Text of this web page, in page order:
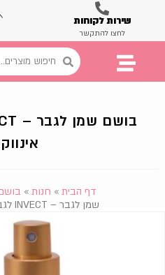
שירות לקוחות
לחצו להתקשר
דף הבית » חנות »
שמן לגבר – INVECT לגבר בניחוח אינווקטוס